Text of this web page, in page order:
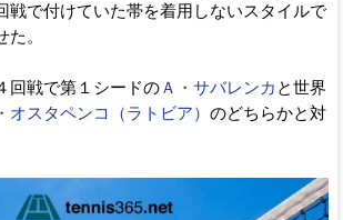
戦で付けていた帯を着用しないスタイルで
。
回戦で第１シードのＡ・サバレンカ と世界
オスタペンコ（ラトビア） のどちらかと対